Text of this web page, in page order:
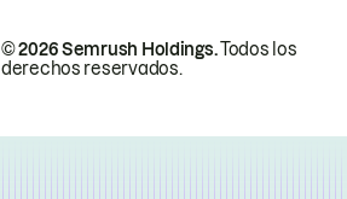
© 2026 Semrush Holdings.Todos los
derechos reservados.